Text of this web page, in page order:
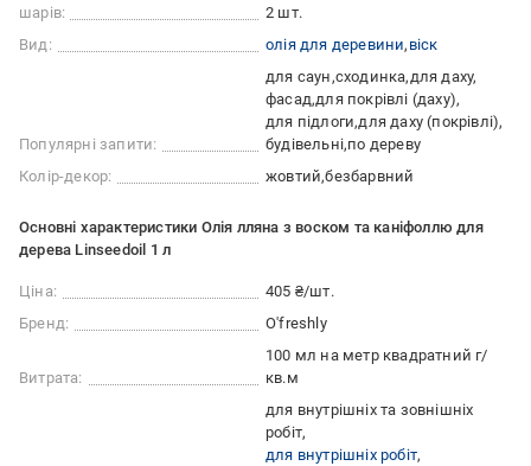
шарів:
2 шт.
Вид:
олія для деревини віск
Популярні запити:
для саун сходинка для даху
фасад для покрівлі (даху)
для підлоги для даху (покрівлі)
будівельні по дереву
Колір-декор:
жовтий безбарвний
Основні характеристики Олія лляна з воском та каніфоллю для
дерева Linseedoil 1 л
Ціна:
405 ₴/шт.
Бренд:
O'freshly
Витрата:
100 мл на метр квадратний г/
кв.м
для внутрішніх та зовнішніх
робіт
для внутрішніх робіт